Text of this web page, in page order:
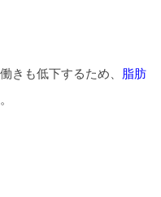
きも低下するため、 脂肪